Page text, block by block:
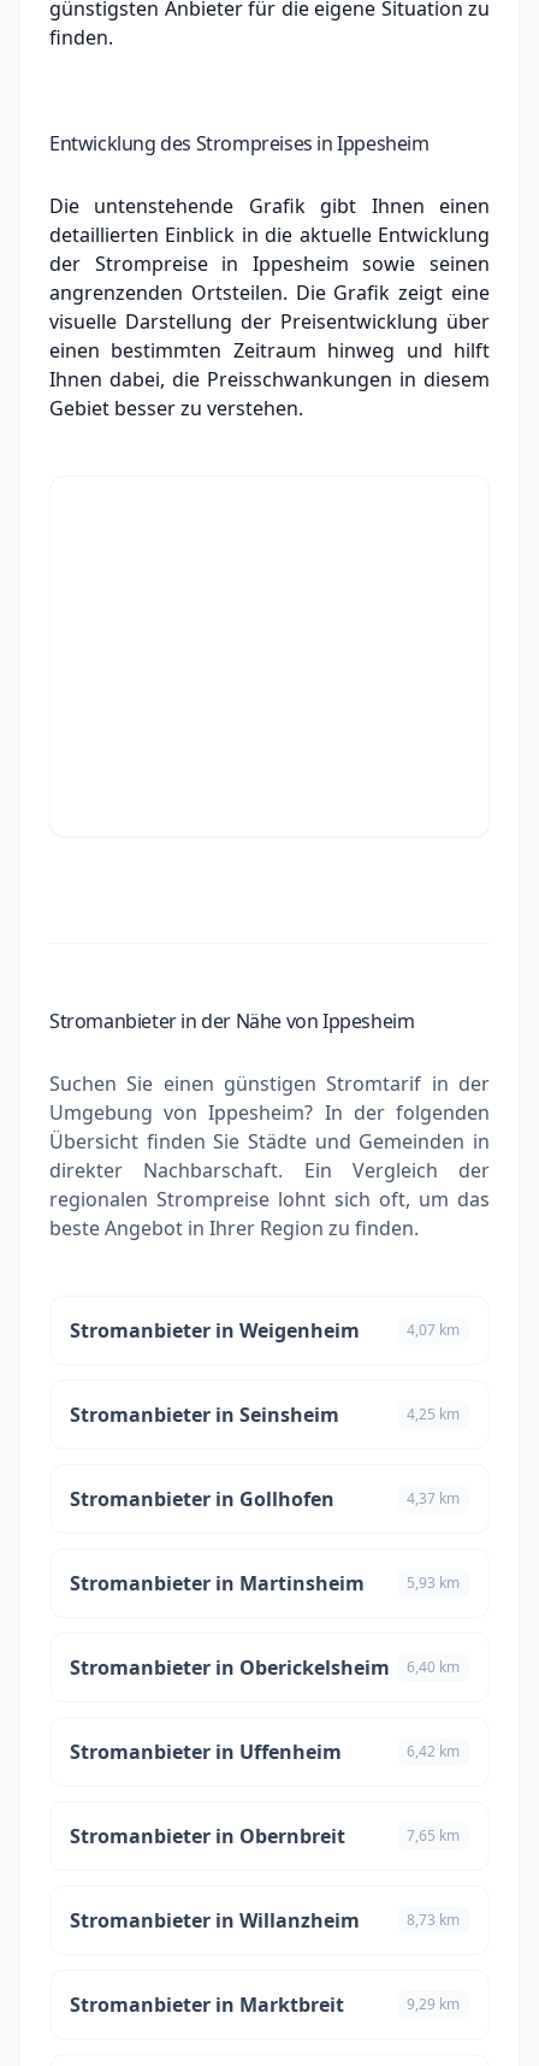
günstigsten Anbieter für die eigene Situation zu
finden.
Entwicklung des Strompreises in Ippesheim
Die untenstehende Grafik gibt Ihnen einen
detaillierten Einblick in die aktuelle Entwicklung
der Strompreise in Ippesheim sowie seinen
angrenzenden Ortsteilen. Die Grafik zeigt eine
visuelle Darstellung der Preisentwicklung über
einen bestimmten Zeitraum hinweg und hilft
Ihnen dabei, die Preisschwankungen in diesem
Gebiet besser zu verstehen.
Stromanbieter in der Nähe von Ippesheim
Suchen Sie einen günstigen Stromtarif in der
Umgebung von Ippesheim? In der folgenden
Übersicht finden Sie Städte und Gemeinden in
direkter Nachbarschaft. Ein Vergleich der
regionalen Strompreise lohnt sich oft, um das
beste Angebot in Ihrer Region zu finden.
Stromanbieter in Weigenheim 4,07 km
Stromanbieter in Seinsheim 4,25 km
Stromanbieter in Gollhofen 4,37 km
Stromanbieter in Martinsheim 5,93 km
Stromanbieter in Oberickelsheim 6,40 km
Stromanbieter in Uffenheim 6,42 km
Stromanbieter in Obernbreit 7,65 km
Stromanbieter in Willanzheim 8,73 km
Stromanbieter in Marktbreit 9,29 km